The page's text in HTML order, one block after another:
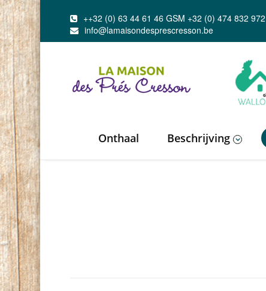
++32 (0) 63 44 61 46 GSM +32 (0) 474 832 972
info@lamaisondesprescresson.be
Onthaal Beschrijving